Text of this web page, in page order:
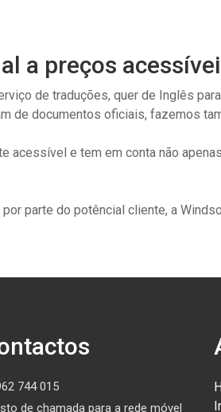
a preços
de traduções, quer de Inglês
de documentos oficiais, fazemos
e tem em conta não
parte do potêncial cliente, a
744 015
de chamada para a rede móvel